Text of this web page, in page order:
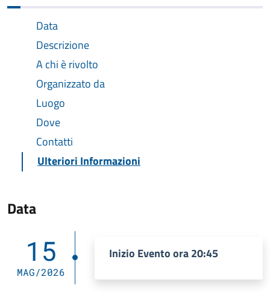
Data
Descrizione
A chi è rivolto
Organizzato da
Luogo
Dove
Contatti
Ulteriori Informazioni
Data
15
MAG/2026
Inizio Evento ora 20:45